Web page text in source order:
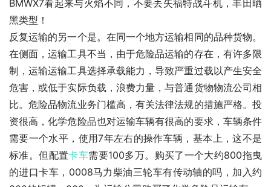
BMWX7看起来与火焰不同，不要丢失福特战斗机，丰田晒
黑类型！
反复运输的另一个是。在同一个地方运输相同的品种货物。
在侧面，运输工具不当，由于危险品运输的存在，有许多限
制，运输运输工具选择承载能力，导致严重过载以产生安全
危害，或低于实际负载，浪费力量，与普通货物物流公司相
比。危险品物流业务门槛高，有关法律法规的措施严格。投
资很高，化学危险品也对运输车辆有很高的要求，车辆条件
需要一个水平，使用7年左右的操作车辆，基本上，这不是
标准。但配置卡车需要100多万。购买了一个大约800拖曳
的进口卡车，0008马力柴油三轮车有传动轴的吗，加入约